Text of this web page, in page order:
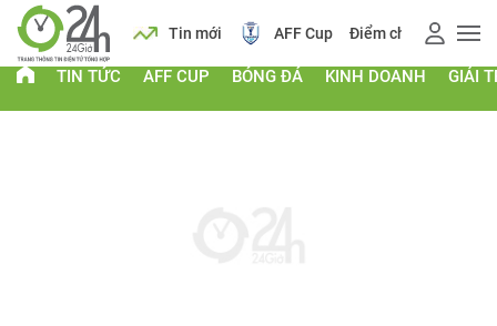
Lịch Tin mới AFF Cup Điểm chuẩn 2026
TIN TỨC AFF CUP BÓNG ĐÁ KINH DOANH GIẢI